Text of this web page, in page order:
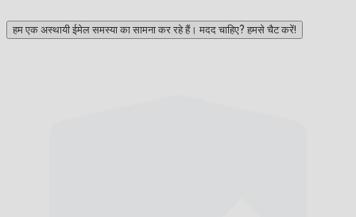
हम एक अस्थायी ईमेल समस्या का सामना कर रहे हैं। मदद चाहिए? हमसे चैट करें!